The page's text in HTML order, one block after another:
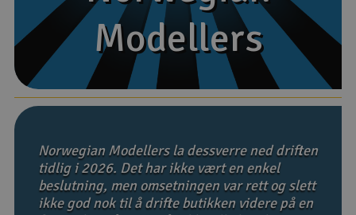
Båter
Droner
Droner for FPV
Fly
Helikopter
Modellers
Modellers
Norwegian Modellers la dessverre ned driften
tidlig i 2026. Det har ikke vært en enkel
beslutning, men omsetningen var rett og slett
ikke god nok til å drifte butikken videre på en